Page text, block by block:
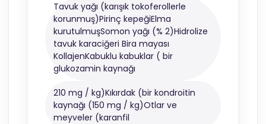
Tavuk yağı (karışık tokoferollerle
korunmuş)Pirinç kepeğiElma
kurutulmuşSomon yağı (% 2)Hidrolize
tavuk karaciğeri Bira mayası
KollajenKabuklu kabuklar ( bir
glukozamin kaynağı
210 mg / kg)Kıkırdak (bir kondroitin
kaynağı (150 mg / kg)Otlar ve
meyveler (karanfil